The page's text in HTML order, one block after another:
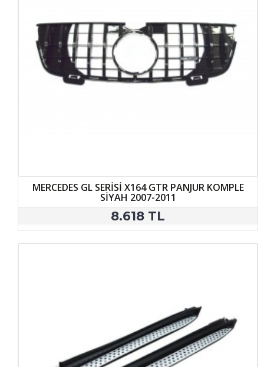
MERCEDES GL SERİSİ X164 GTR PANJUR KOMPLE
SİYAH 2007-2011
8.618 TL